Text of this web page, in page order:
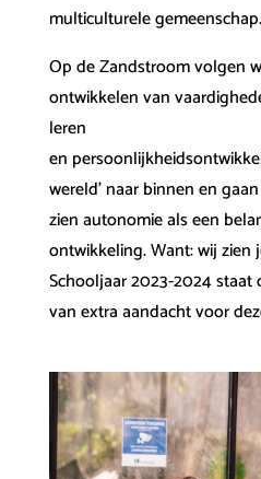
multiculturele gemeenschap.
Op de Zandstroom volgen
ontwikkelen van
leren
en
wereld’ naar binnen en
zien autonomie als een
ontwikkeling. Want: wij
Schooljaar 2023-2024
van extra aandacht voor